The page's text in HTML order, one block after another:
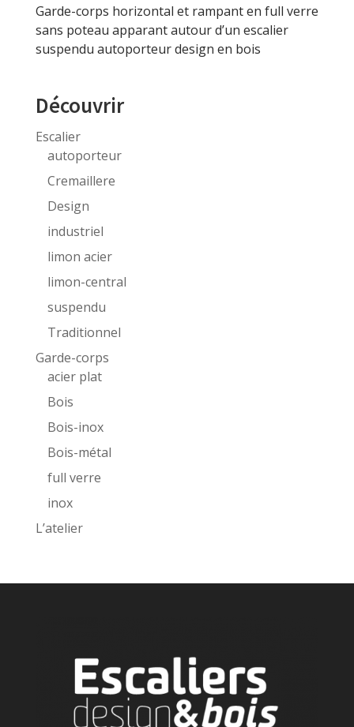
Garde-corps horizontal et rampant en full verre
sans poteau apparant autour d’un escalier
suspendu autoporteur design en bois
Découvrir
Escalier
autoporteur
Cremaillere
Design
industriel
limon acier
limon-central
suspendu
Traditionnel
Garde-corps
acier plat
Bois
Bois-inox
Bois-métal
full verre
inox
L’atelier